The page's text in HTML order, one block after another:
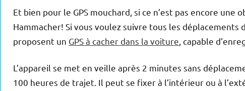
Et bien pour le GPS mouchard, si ce n’est pas encore une
Hammacher! Si vous voulez suivre tous les
proposent un GPS à cacher dans la voiture , capable
L’appareil se met en veille après 2 minutes sans
100 heures de trajet. Il peut se fixer à l’intérieur ou à